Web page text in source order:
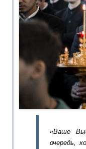
«Ваше
очередь,